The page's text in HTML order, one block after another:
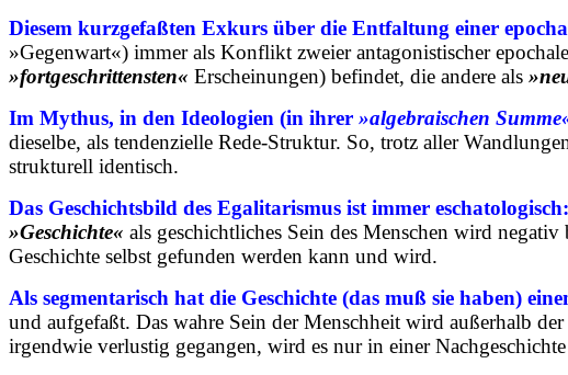
Diesem kurzgefaßten Exkurs über die Entfaltung einer
»Gegenwart«) immer als Konflikt zweier antagonistischer
»fortgeschrittensten« Erscheinungen) befindet, die andere als
Im Mythus, in den Ideologien (in ihrer »algebraischen
dieselbe, als tendenzielle Rede-Struktur. So, trotz aller
strukturell identisch.
Das Geschichtsbild des Egalitarismus ist immer eschatologisch:
»Geschichte« als geschichtliches Sein des Menschen wird
Geschichte selbst gefunden werden kann und wird.
Als segmentarisch hat die Geschichte (das muß sie haben)
und aufgefaßt. Das wahre Sein der Menschheit wird außerhalb
irgendwie verlustig gegangen, wird es nur in einer